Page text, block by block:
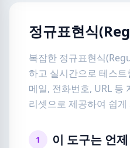
정규표현식
복잡한 정규표현식
하고 실시간으로 테스
메일, 전화번호, URL 등
리셋으로 제공하여 쉽
1 이 도구는 언